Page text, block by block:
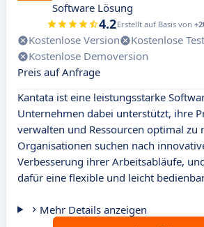
Software Lösung
4.2Erstellt auf Basis von
Kostenlose Version
Kostenlose
Kostenlose Demoversion
Preis auf Anfrage
Kantata ist eine leistungsstarke
Unternehmen dabei unterstützt, ihre
verwalten und Ressourcen optimal zu
Organisationen suchen nach
Verbesserung ihrer Arbeitsabläufe,
dafür eine flexible und leicht
Mehr Details anzeigen